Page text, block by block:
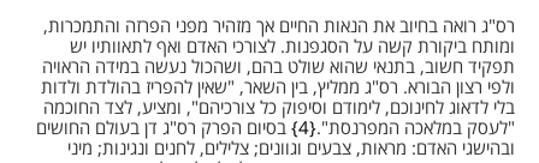
רס"ג רואה בחיוב את הנאות החיים אך מזהיר מפני הפרזה והתמכרות,
ומותח ביקורת קשה על הסגפנות. לצורכי האדם ואף לתאוותיו יש
תפקיד חשוב, בתנאי שהוא שולט בהם, ושהכול נעשה במידה הראויה
ולפי רצון הבורא. רס"ג ממליץ, בין השאר, "שאין להפריז בהולדת ולדות
בלי לדאוג לחינוכם, לימודם וסיפוק כל צורכיהם", ומציע, לצד החוכמה
"לעסק במלאכה המפרנסת". 4 בסיום הפרק רס"ג דן בעולם החושים
ובהישגי האדם: מראות, צבעים וגוונים; צלילים, לחנים ונגינות; מיני